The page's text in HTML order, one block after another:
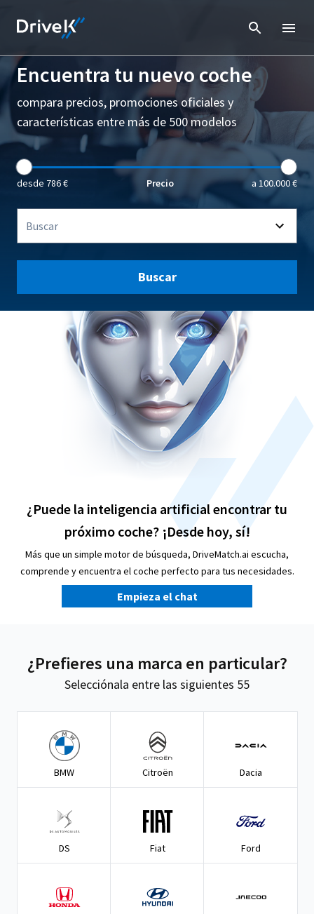
Encuentra tu nuevo coche
compara precios, promociones oficiales y
características entre más de 500 modelos
desde 786 € Precio a 100.000 €
Buscar
Buscar
¿Puede la inteligencia artificial encontrar tu
próximo coche? ¡Desde hoy, sí!
Más que un simple motor de búsqueda, DriveMatch.ai escucha,
comprende y encuentra el coche perfecto para tus necesidades.
Empieza el chat
¿Prefieres una marca en particular?
Selecciónala entre las siguientes 55
BMW Citroën Dacia
DS Fiat Ford